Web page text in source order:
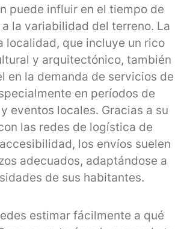
puede influir en el tiempo de
la variabilidad del terreno. La
localidad, que incluye un rico
y arquitectónico, también
en la demanda de servicios de
en períodos de
eventos locales. Gracias a su
las redes de logística de
los envíos suelen
adecuados, adaptándose a
de sus habitantes.
estimar fácilmente a qué